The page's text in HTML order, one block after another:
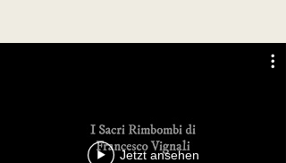
Jetzt ansehen